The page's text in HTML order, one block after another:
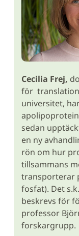
Cecilia Frej,
för
universitet,
sedan
en ny
rön om hur
tillsammans
transporterar
fosfat). Det
beskrevs för
professor
forskargrupp.